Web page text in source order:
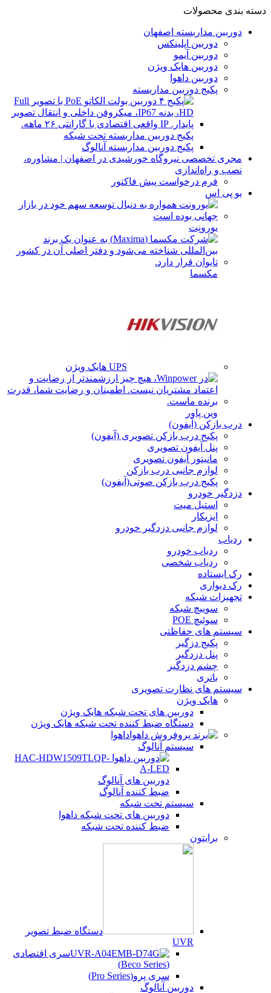
دسته بندی محصولات
دوربین مداربسته اصفهان
دوربین اپلینکس
دوربین آیمو
دوربین هایک ویژن
دوربین داهوا
پکیج دوربین مداربسته
پکیج دوربین مداربسته تحت شبکه
پکیج دوربین مداربسته آنالوگ
مجری تخصصی نیروگاه خورشیدی در اصفهان | مشاوره،
نصب و راه‌اندازی
فرم درخواست پیش فاکتور
یو پی اس
یورونِت
مکسما
UPS هایک ویژن
وین پاور
درب بازکن (آیفون)
پکیج درب بازکن تصویری (آیفون)
پنل آیفون تصویری
مانیتور آیفون تصویری
لوازم جانبی درب بازکن
پکیج درب بازکن صوتی(آیفون)
دزدگیر خودرو
استیل میت
ایزیکار
لوازم جانبی دزدگیر خودرو
ردیاب
ردیاب خودرو
ردیاب شخصی
رک ایستاده
رک دیواری
تجهیزات شبکه
سوییچ شبکه
سوئیچ POE
سیستم های حفاظتی
پکیج دزگیر
پنل دزدگیر
چشم دزدگیر
باتری
سیستم های نظارت تصویری
هایک ویژن
دوربین های تحت شبکه هایک ویژن
دستگاه ضبط کننده تحت شبکه هایک ویژن
داهوا
سیستم آنالوگ
دوربین های آنالوگ
ضبط کننده آنالوگ
سیستم تحت شبکه
دوربین های تحت شبکه داهوا
ضبط کننده تحت شبکه
برایتون
دستگاه ضبط تصویر
UVR
سری اقتصادی
(Beco Series)
سری پرو(Pro Series)
دوربین آنالوگ